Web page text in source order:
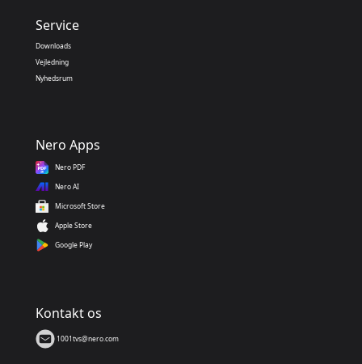
Service
Downloads
Vejledning
Nyhedsrum
Nero Apps
Nero PDF
Nero AI
Microsoft Store
Apple Store
Google Play
Kontakt os
1001tvs@nero.com